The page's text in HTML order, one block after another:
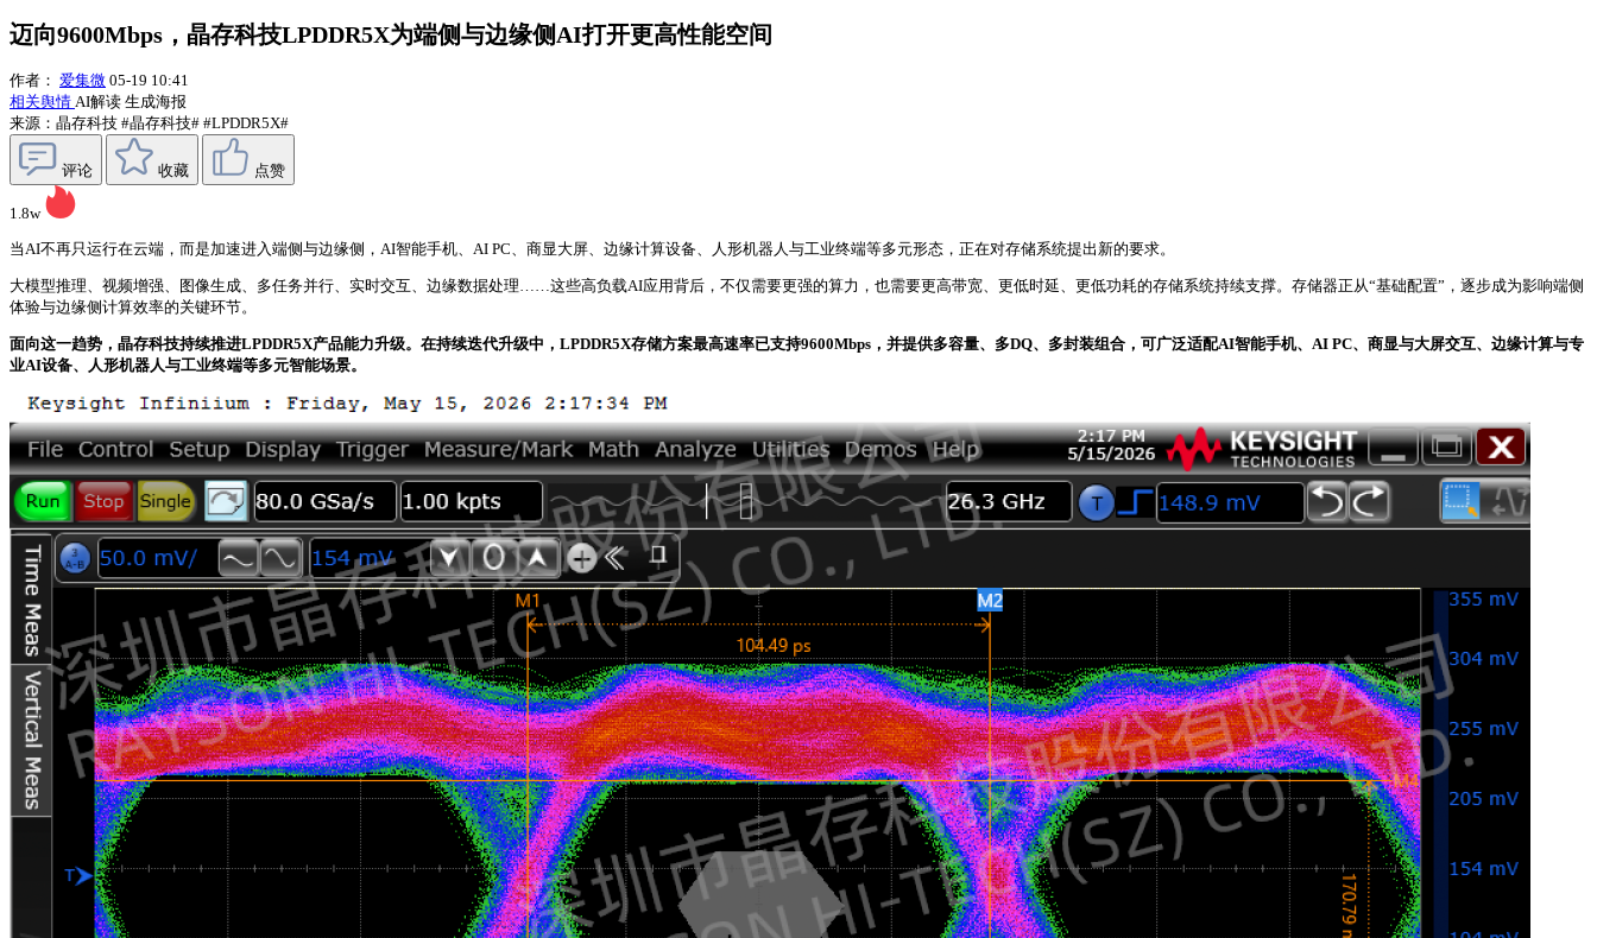
迈向9600Mbps，晶存科技LPDDR5X为端侧与边缘侧AI打开更高性能空间
作者： 爱集微 05-19 10:41
相关舆情 AI解读 生成海报
来源：晶存科技 #晶存科技# #LPDDR5X#
评论 收藏 点赞
1.8w
当AI不再只运行在云端，而是加速进入端侧与边缘侧，AI智能手机、AI PC、商显大屏、边缘计算设备、人形机器人与工业终端等多元形态，正在对存储系统提出新的要求。
大模型推理、视频增强、图像生成、多任务并行、实时交互、边缘数据处理……这些高负载AI应用背后，不仅需要更强的算力，也需要更高带宽、更低时延、更低功耗的存储系统持续支撑。存储器正从“基础配置”，逐步成为影响端侧
体验与边缘侧计算效率的关键环节。
面向这一趋势，晶存科技持续推进LPDDR5X产品能力升级。在持续迭代升级中，LPDDR5X存储方案最高速率已支持9600Mbps，并提供多容量、多DQ、多封装组合，可广泛适配AI智能手机、AI PC、商显与大屏交互、边缘计算与专
业AI设备、人形机器人与工业终端等多元智能场景。